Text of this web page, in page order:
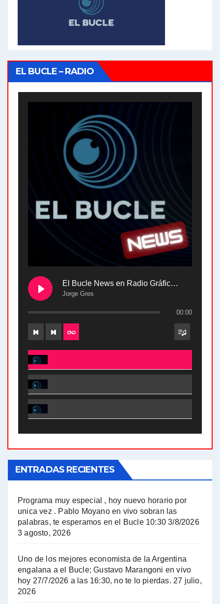
EL BUCLE – RADIO
El Bucle News en Radio Gráfica. Bloque 2 . 28.04.24
Jorge Gres
00:00
El Bucle News en Radio Gráfica. Bloque 2 . 28.04.24 - Jorge Gres
El Bucle News en Radio Gráfica. Bloque 1 . 28.04.24 - Jorge Gres
El Bucle News en Radio Gráfica. Bloque 2 . 21.04.24 - Jorge Gres
A mayor poder al empresariado le cuesta encontrar resistencia - Jose Urtubey con Jorge Gres
Hugo Yasky : Día de la Militancia - Hugo Yasky con Jorge Gres
ENTRADAS RECIENTES
Programa muy especial , hoy nuevo horario por
unica vez . Pablo Moyano en vivo sobran las
palabras, te esperamos en el Bucle 10:30 3/8/2026
3 agosto, 2026
Uno de los mejores economista de la Argentina
engalana a el Bucle; Gustavo Marangoni en vivo
hoy 27/7/2026 a las 16:30, no te lo pierdas. 27 julio,
2026